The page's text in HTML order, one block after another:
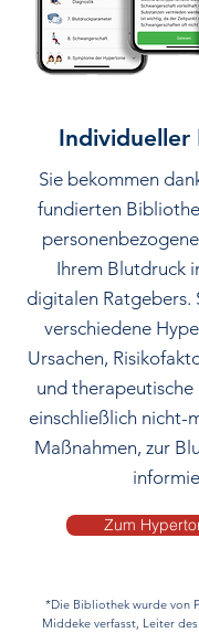
Individueller
Sie bekommen
fundierten
Ihrem Blutdruck
digitalen Ratgebers.
verschiedene
Ursachen,
und
einschließlich nicht-
Maßnahmen, zur
Zum
*Die Bibliothek wurde von
Middeke verfasst, Leiter